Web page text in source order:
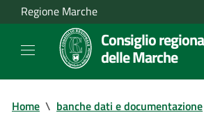
Regione Marche
Consiglio
delle Marche
Home \ banche dati e documentazione